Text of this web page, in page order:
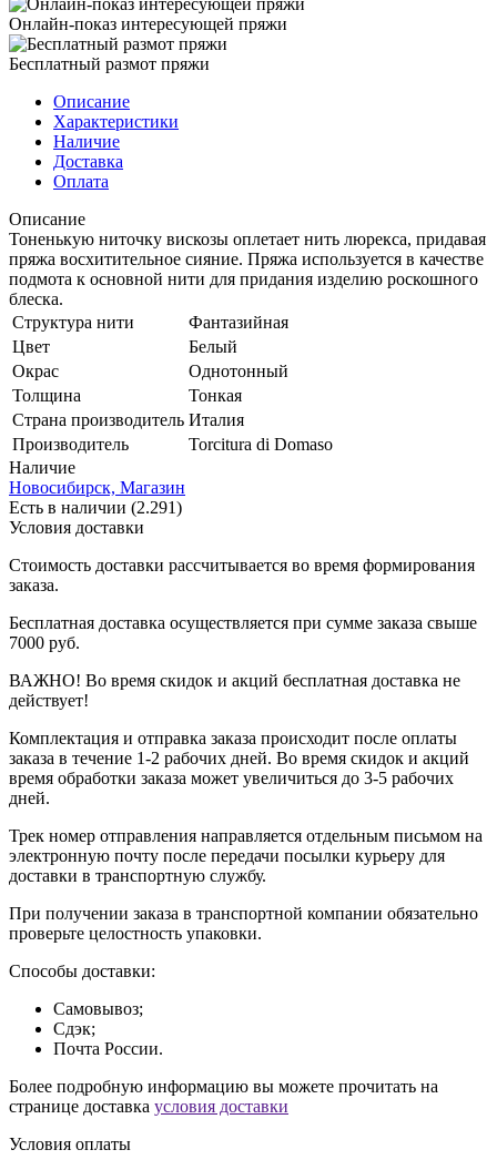
Онлайн-показ интересующей пряжи
Бесплатный размот пряжи
Описание
Характеристики
Наличие
Доставка
Оплата
Описание
Тоненькую ниточку вискозы оплетает нить люрекса, придавая
пряжа восхитительное сияние. Пряжа используется в качестве
подмота к основной нити для придания изделию роскошного
блеска.
Структура нити
Фантазийная
Цвет
Белый
Окрас
Однотонный
Толщина
Тонкая
Страна производитель Италия
Производитель
Torcitura di Domaso
Наличие
Новосибирск, Магазин
Есть в наличии (2.291)
Условия доставки
Стоимость доставки рассчитывается во время формирования
заказа.
Бесплатная доставка осуществляется при сумме заказа свыше
7000 руб.
ВАЖНО! Во время скидок и акций бесплатная доставка не
действует!
Комплектация и отправка заказа происходит после оплаты
заказа в течение 1-2 рабочих дней. Во время скидок и акций
время обработки заказа может увеличиться до 3-5 рабочих
дней.
Трек номер отправления направляется отдельным письмом на
электронную почту после передачи посылки курьеру для
доставки в транспортную службу.
При получении заказа в транспортной компании обязательно
проверьте целостность упаковки.
Способы доставки:
Самовывоз;
Сдэк;
Почта России.
Более подробную информацию вы можете прочитать на
странице доставка условия доставки
Условия оплаты